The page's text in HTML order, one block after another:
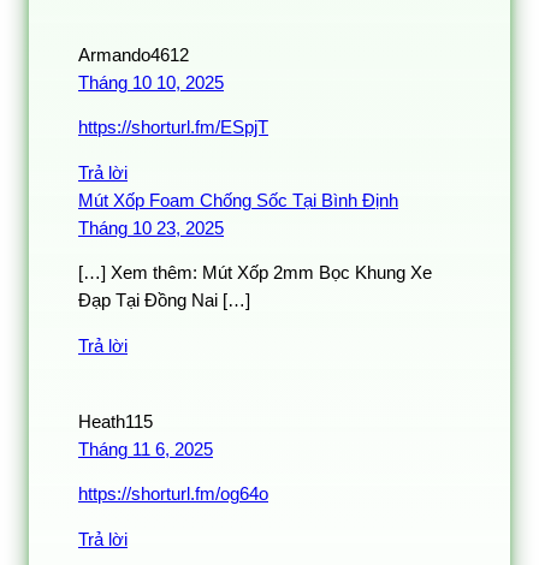
Armando4612
Tháng 10 10, 2025
https://shorturl.fm/ESpjT
Trả lời
Mút Xốp Foam Chống Sốc Tại Bình Định
Tháng 10 23, 2025
[…] Xem thêm: Mút Xốp 2mm Bọc Khung Xe
Đạp Tại Đồng Nai […]
Trả lời
Heath115
Tháng 11 6, 2025
https://shorturl.fm/og64o
Trả lời